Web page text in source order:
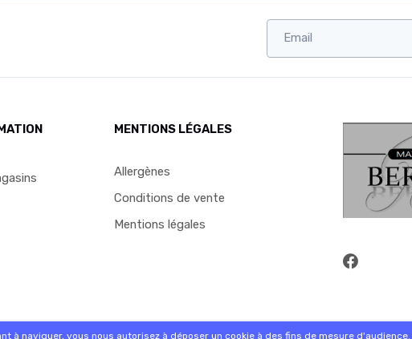
MENTIONS LÉGALES
Allergènes
Conditions de vente
Mentions légales
gestion de commande sur internet et en magasin
à naviguer, vous nous autorisez à déposer un cookie à des fins de mesure d'audience.